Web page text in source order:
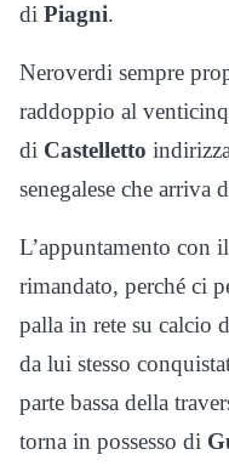
di Piagni.
Neroverdi sempre
raddoppio al
di Castelletto
senegalese che
L’appuntamento con
rimandato, perché ci
palla in rete su calcio
da lui stesso
parte bassa della
torna in possesso di